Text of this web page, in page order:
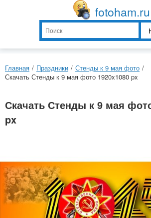
fotoham.ru
Главная / Праздники / Стенды к 9 мая фото /
Скачать Стенды к 9 мая фото 1920x1080 px
Скачать Стенды к 9 мая
px